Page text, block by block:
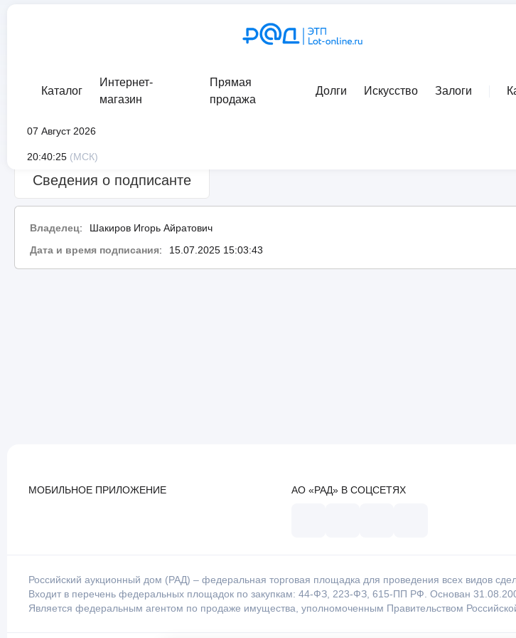
Каталог
Интернет-
магазин
Прямая
продажа
Долги Искусство Залоги
07 Август 2026
20:40:25 (МСК)
Сведения о подписанте
Владелец:
Шакиров Игорь Айратович
Дата и время подписания: 15.07.2025 15:03:43
МОБИЛЬНОЕ ПРИЛОЖЕНИЕ АО «РАД» В СОЦСЕТЯХ
Российский аукционный дом (РАД) – федеральная торговая площадка для проведения всех видов
Входит в перечень федеральных площадок по закупкам: 44-ФЗ, 223-ФЗ, 615-ПП РФ. Основан
Является федеральным агентом по продаже имущества, уполномоченным Правительством